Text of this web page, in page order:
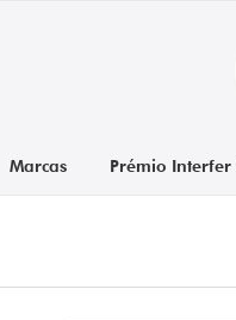
Marcas Prémio Interfer